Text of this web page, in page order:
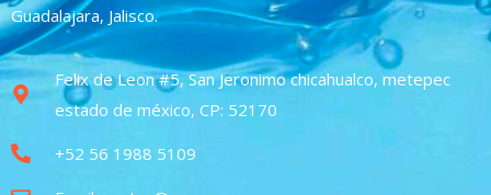
Guadalajara, Jalisco.
Felix de Leon #5, San Jeronimo chicahualco, metepec
estado de méxico, CP: 52170
+52 56 1988 5109